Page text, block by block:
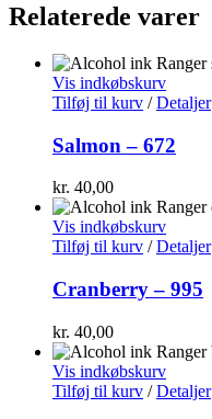
Relaterede varer
Vis indkøbskurv
Tilføj til kurv / Detaljer
Salmon – 672
kr. 40,00
Vis indkøbskurv
Tilføj til kurv / Detaljer
Cranberry – 995
kr. 40,00
Vis indkøbskurv
Tilføj til kurv / Detaljer